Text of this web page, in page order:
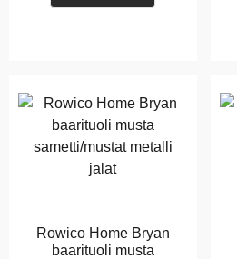
Rowico Home Bryan
baarituoli musta